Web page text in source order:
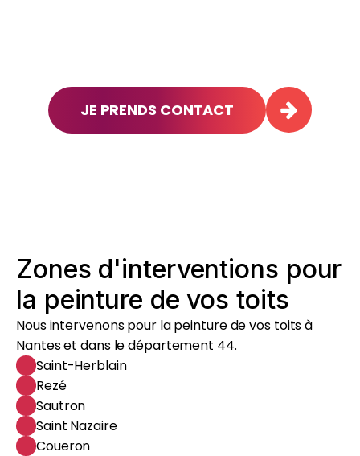
JE PRENDS CONTACT
Zones d'interventions pour
la peinture de vos toits
Nous intervenons pour la peinture de vos toits à
Nantes et dans le département 44.
Saint-Herblain
Rezé
Sautron
Saint Nazaire
Coueron